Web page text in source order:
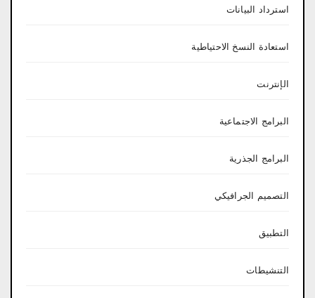
استرداد البيانات
استعادة النسخ الاحتياطية
الإنترنت
البرامج الاجتماعية
البرامج الجذرية
التصميم الجرافيكي
التطبيق
التنشيطات